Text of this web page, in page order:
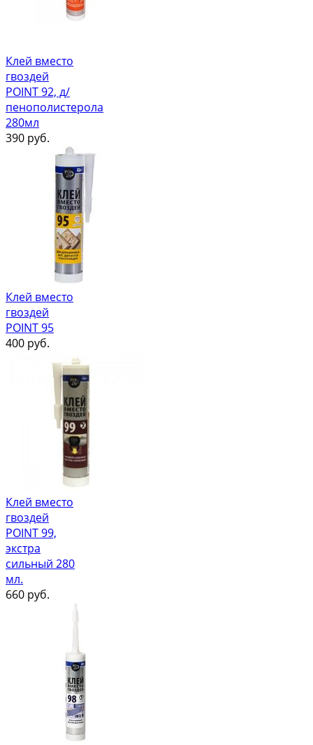
Клей вместо
гвоздей
POINT 92, д/
пенополистерола
280мл
390 руб.
Клей вместо
гвоздей
POINT 95
400 руб.
Клей вместо
гвоздей
POINT 99,
экстра
сильный 280
мл.
660 руб.